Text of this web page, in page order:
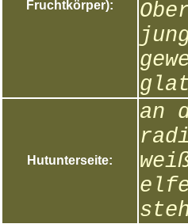
Fruchtkörper):
Hutunterseite:
an